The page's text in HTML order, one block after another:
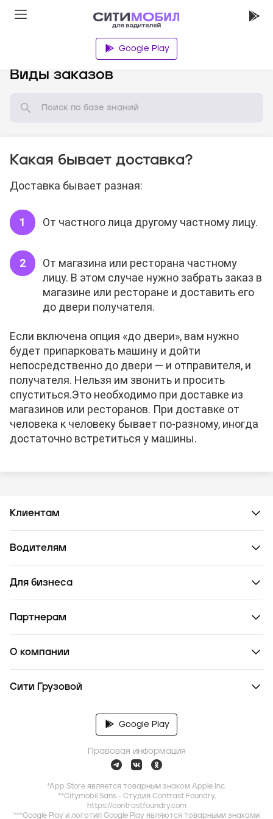
Google Play
Виды заказов
Какая бывает доставка?
Доставка бывает разная:
От частного лица другому частному лицу.
От магазина или ресторана частному
лицу. В этом случае нужно забрать заказ в
магазине или ресторане и доставить его
до двери получателя.
Если включена опция «до двери», вам нужно
будет припарковать машину и дойти
непосредственно до двери — и отправителя, и
получателя. Нельзя им звонить и просить
спуститься.Это необходимо при доставке из
магазинов или ресторанов. При доставке от
человека к человеку бывает по-разному, иногда
достаточно встретиться у машины.
Клиентам
Водителям
Для бизнеса
Партнерам
О компании
Сити Грузовой
Google Play
Правовая информация
*App Store является товарным знаком Apple Inc.
**Citymobil Sans - Студия Contrast Foundry,
https://contrastfoundry.com
***Google Play и логотип Google Play являются товарными знаками